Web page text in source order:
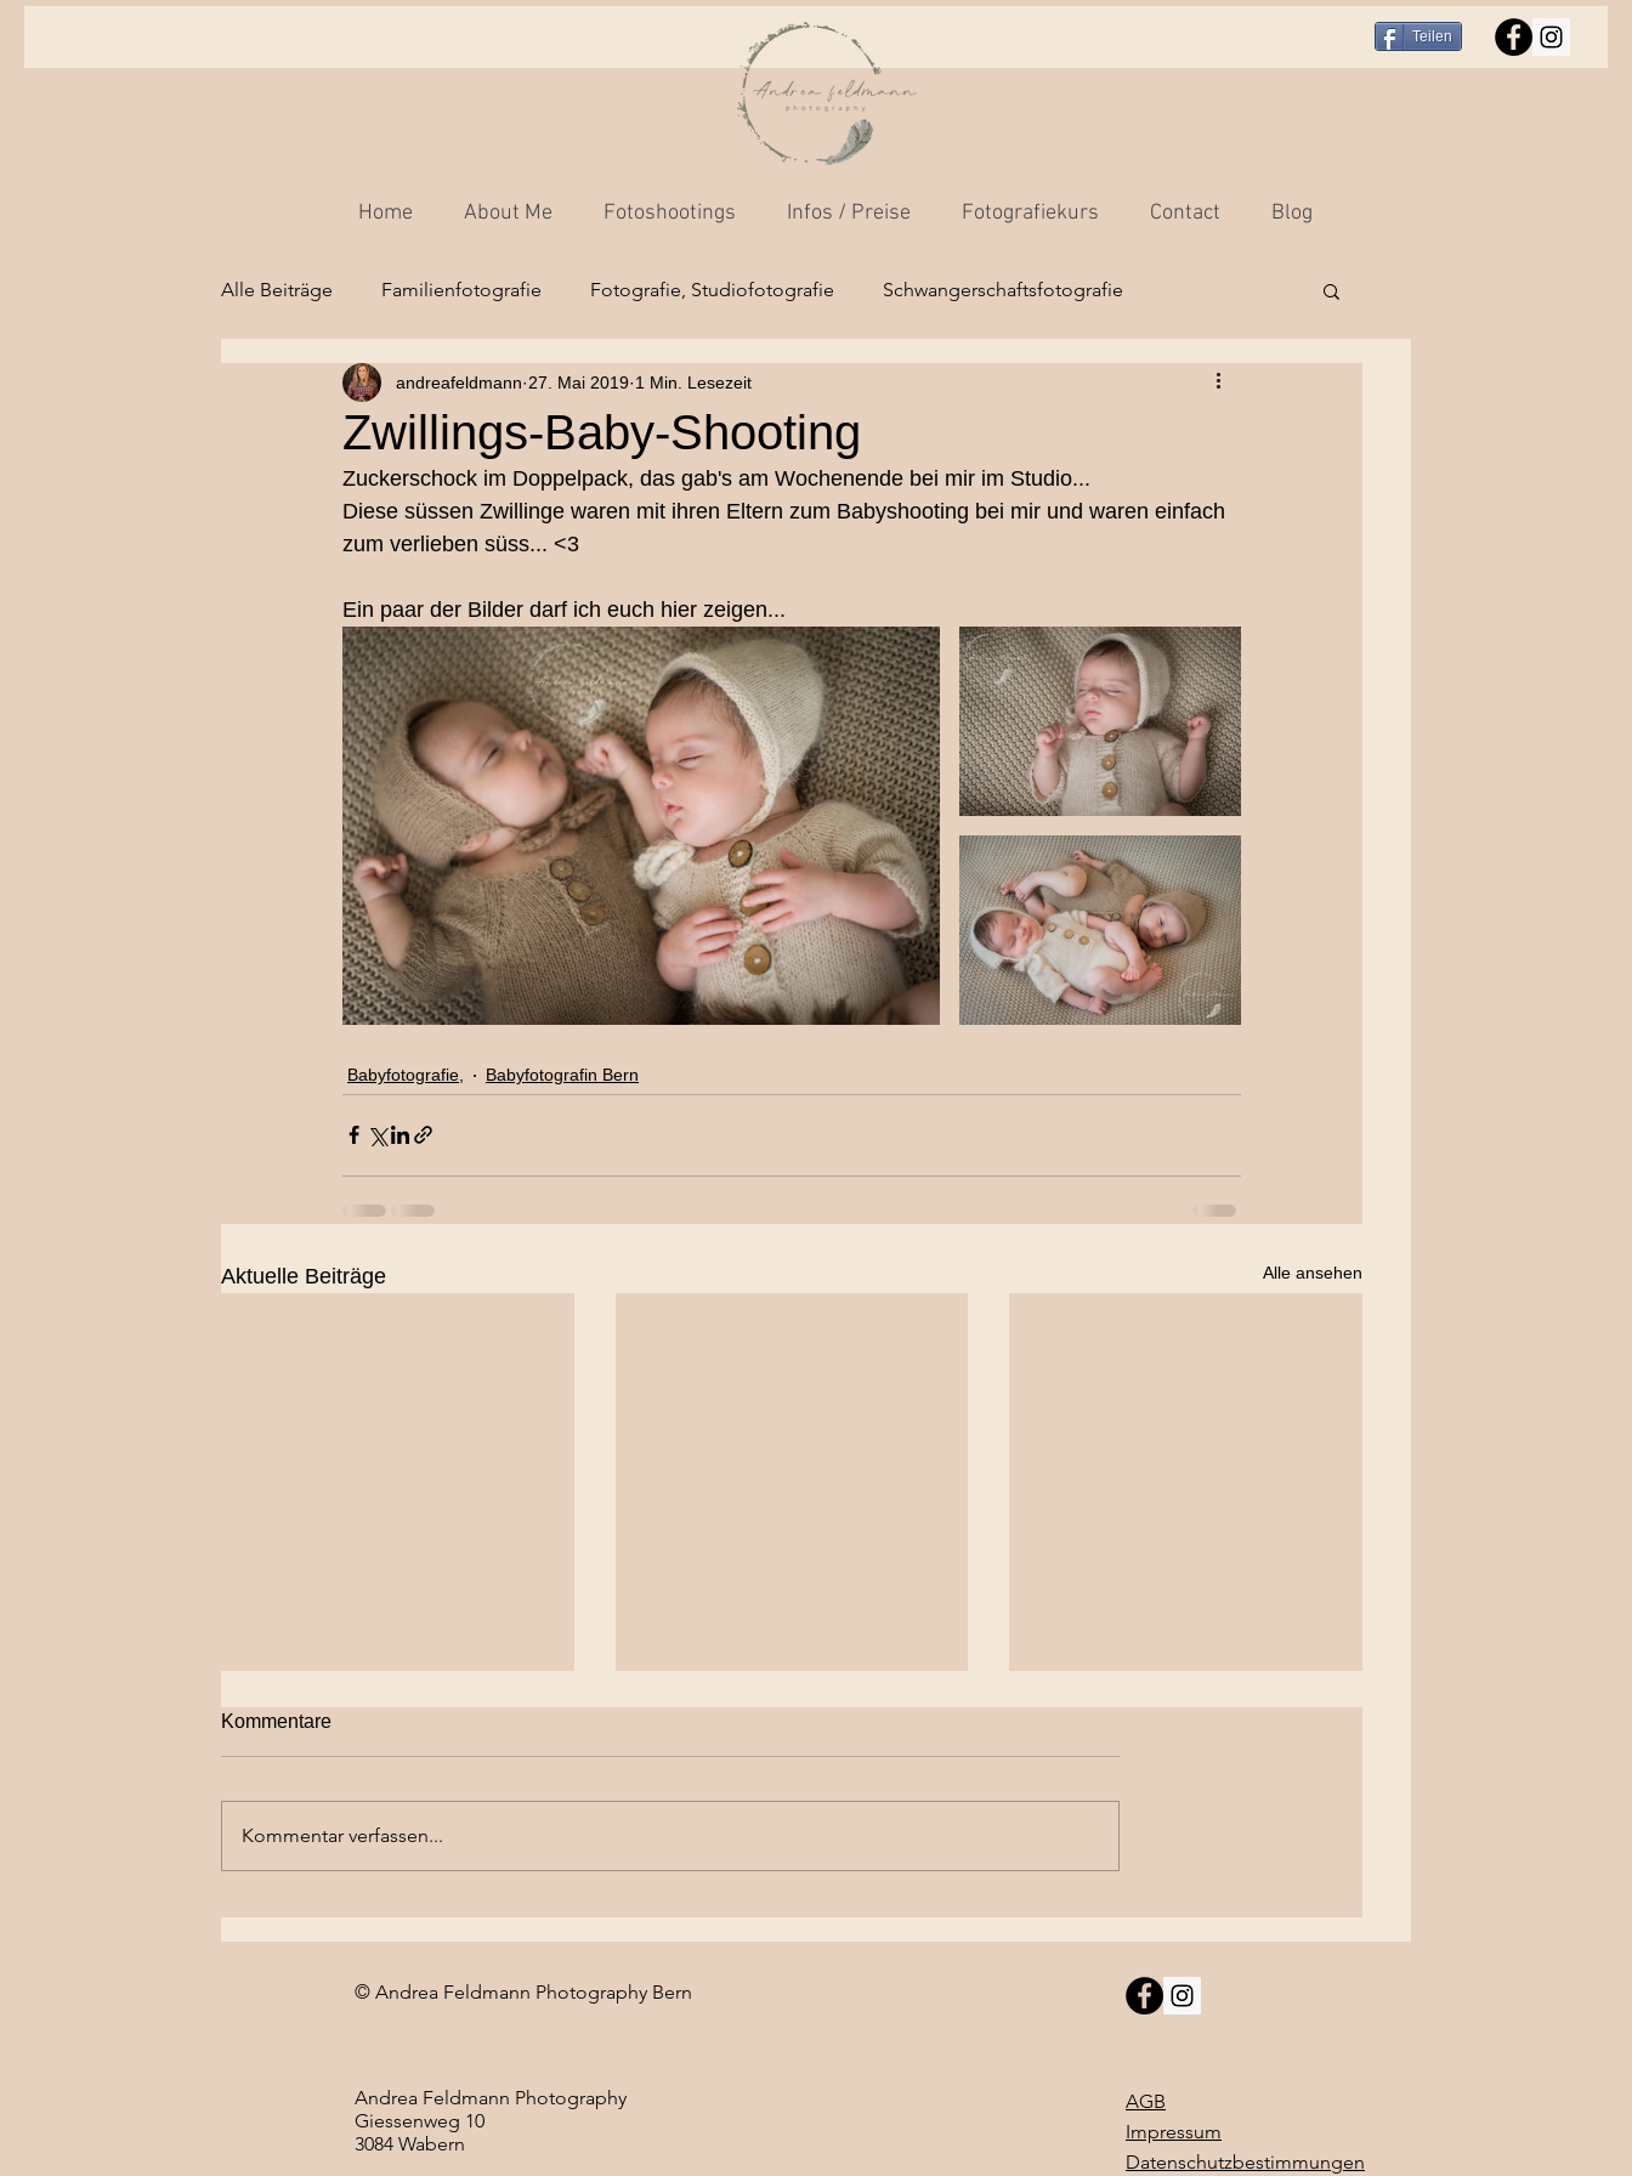
Teilen
Home About Me Fotoshootings Infos / Preise Fotografiekurs Contact Blog
Alle Beiträge Familienfotografie Fotografie, Studiofotografie Schwangerschaftsfotografie
Babyfotografie, Kinderfotos Fotokamera-Grundkurs Portraitfotografie
Hochzeitsfotografie Bern Mensch/Tierfotografie Hochzeitsfotografie Newbornshooting Bern
Familienfotografin Bern Kind/Pony Mini-Shooting Eventfotografie Newbornshooting
Schwangerschaftsshooting Babyfotografin Bern Tierfotografie Bern Pferdeshooting Bern
Babybauchshooting Bern Mutter/Tochter Shooting Bern Couple-Shoot Fotografieliebe
Zwillings-Baby-Shooting
andreafeldmann 27. Mai 2019 1 Min. Lesezeit
Zuckerschock im Doppelpack, das gab's am Wochenende bei mir im Studio...
Diese süssen Zwillinge waren mit ihren Eltern zum Babyshooting bei mir und waren einfach
zum verlieben süss... <3
Ein paar der Bilder darf ich euch hier zeigen...
Babyfotografie, Babyfotografin Bern
Aktuelle Beiträge Alle ansehen
Heimberg
Heimberg
Schloss Schadau
Kommentare
Kommentar verfassen...
© Andrea Feldmann Photography Bern
Andrea Feldmann Photography
Giessenweg 10
3084 Wabern
AGB
Impressum
Datenschutzbestimmungen